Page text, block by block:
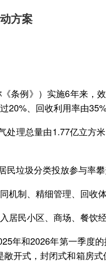
方案
条例》）实施6年来，
、回收利用率由35%
处理总量由1.77亿立方
垃圾分类投放参与率
制、精细管理、回收
居民小区、商场、餐饮
年和2026年第一季度
开式，封闭式和箱房